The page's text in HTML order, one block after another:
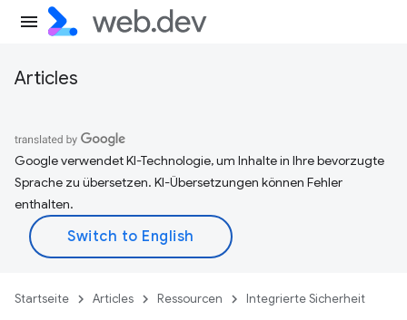
Articles
Google verwendet KI-Technologie, um Inhalte in Ihre bevorzugte
Sprache zu übersetzen. KI-Übersetzungen können Fehler
enthalten.
Startseite Articles Ressourcen Integrierte Sicherheit